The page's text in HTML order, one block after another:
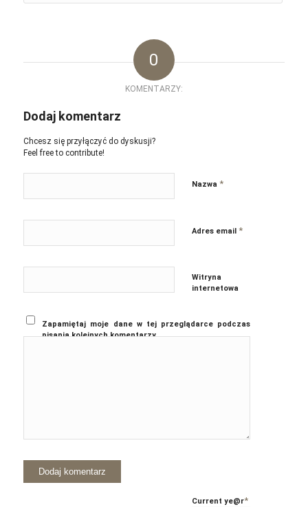
0
KOMENTARZY:
Dodaj komentarz
Chcesz się przyłączyć do dyskusji?
Feel free to contribute!
Nazwa *
Adres email *
Witryna
internetowa
Zapamiętaj moje dane w tej przeglądarce podczas
pisania kolejnych komentarzy.
Current ye@r*